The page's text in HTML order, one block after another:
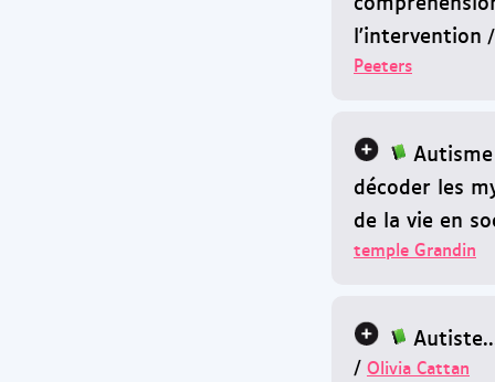
l'intervention
Peeters
décoder les
de la vie en
temple Grandin
/ Olivia Cattan